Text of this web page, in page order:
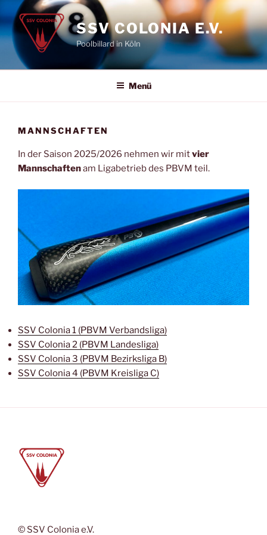
Zum
Inhalt
springen
SSV COLONIA E.V.
Poolbillard in Köln
Menü
MANNSCHAFTEN
In der Saison 2025/2026 nehmen wir mitvier
Mannschaftenam Ligabetrieb des PBVM teil.
SSV Colonia 1 (PBVM Verbandsliga)
SSV Colonia 2 (PBVM Landesliga)
SSV Colonia 3 (PBVM Bezirksliga B)
SSV Colonia 4 (PBVM Kreisliga C)
© SSV Colonia e.V.